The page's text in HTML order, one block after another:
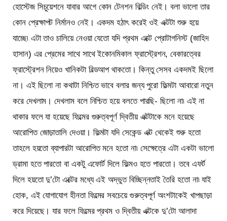
হোস্টেজ সিচুয়েশনে যাবার আগে কোন টেনশন বিল্ডিং নেই। বলা ভালো তার
কোন প্রেক্ষাপট নির্মানও নেই। একদম হঠাৎ করেই ওই এক্টটা শুরু হয়ে
যাচ্ছে৷ এটা তাও চালিয়ে নেওয়া যেতো যদি প্রথম এক্টে প্রোটাগনিস্ট (জাহিদ
হাসান) এর প্রেমের সাথে সাথে ইকোনমিকাল ফ্রাস্ট্রেশন, বেকারত্বের
ফ্রাস্ট্রেশন নিয়েও খানিকটা বিল্ডআপ থাকতো। কিন্তু সেসব একদমই ছিলো
না। এই ছিলো না কথাটা নিশ্চিত ভাবে বলার জন্য পুরো ফিল্মটা আবারো নতুন
করে দেখলাম। দেখলাম বলে নিশ্চিত হয়ে বলতে পারছি- ছিলো না৷ এই না
থাকার ফলে যা হয়েছে ফিল্মের গুরুত্বপূর্ণ দ্বিতীয় এক্টটাকে মনে হয়েছে
আরোপিত জোড়াতালি দেওয়া। ফিল্মটা যদি সেকেন্ড এক্ট থেকেই শুরু হতো
তাহলে হয়তো ব্যাপারটা আরোপিত মনে হতো না৷ সেক্ষেত্রে এটা একটা ভালো
ড্রামা হতে পারতো বা একটু এফোর্ট দিলে ফিল্মও হতে পারতো। তবে এফর্ট
দিলে হয়তো দু’টো এক্টের মধ্যে এই অদ্ভুত বিচ্ছিন্নতাই তৈরি হতো না৷ যাই
হোক, এই যোগাযোগ হীনতা ফিল্মের সবচেয়ে গুরুত্বপূর্ণ অংশটাকেই খাপছাড়া
করে দিয়েছে। যার ফলে ফিল্মের প্রথম ও দ্বিতীয় এক্টকে দু’টো আলাদা